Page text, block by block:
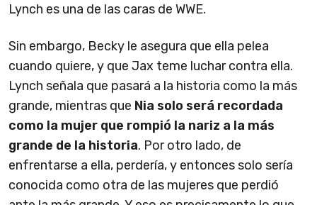
Lynch es una de las caras de WWE.
Sin embargo, Becky le asegura que ella pelea
cuando quiere, y que Jax teme luchar contra ella.
Lynch señala que pasará a la historia como la más
grande, mientras que Nia solo será recordada
como la mujer que rompió la nariz a la más
grande de la historia. Por otro lado, de
enfrentarse a ella, perdería, y entonces solo sería
conocida como otra de las mujeres que perdió